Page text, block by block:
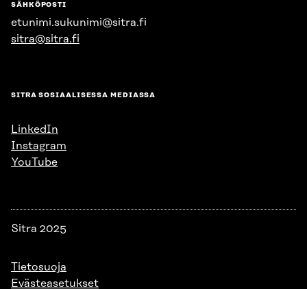
SÄHKÖPOSTI
etunimi.sukunimi@sitra.fi
sitra@sitra.fi
SITRA SOSIAALISESSA MEDIASSA
LinkedIn
Instagram
YouTube
Sitra 2025
Tietosuoja
Evästeasetukset